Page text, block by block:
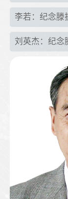
李若：纪念滕
刘英杰：纪念